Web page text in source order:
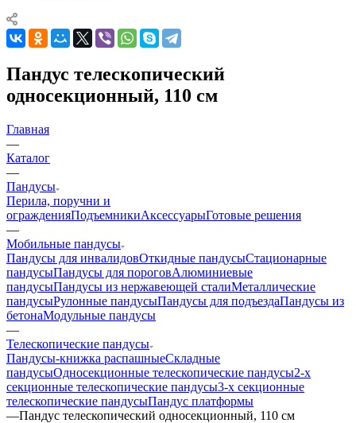
Пандус телескопический
односекционный, 110 см
Главная
—
Каталог
—
Пандусы
Перила, поручни и
огражденияПодъемникиАксессуарыГотовые решения
—
Мобильные пандусы
Пандусы для инвалидовОткидные пандусыСтационарные
пандусыПандусы для пороговАлюминиевые
пандусыПандусы из нержавеющей сталиМеталлические
пандусыРулонные пандусыПандусы для подъездаПандусы из
бетонаМодульные пандусы
—
Телескопические пандусы
Пандусы-книжка распашныеСкладные
пандусыОдносекционные телескопические пандусы2-х
секционные телескопические пандусы3-х секционные
телескопические пандусыПандус платформы
—Пандус телескопический односекционный, 110 см